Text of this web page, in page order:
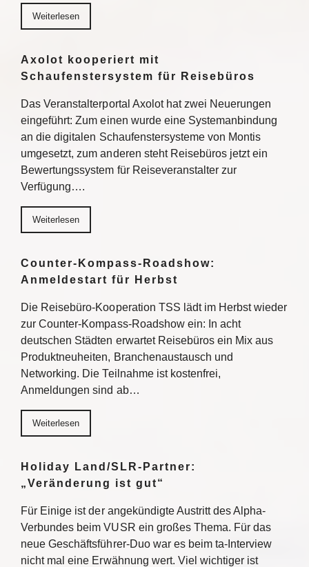
Weiterlesen
Axolot kooperiert mit
Schaufenstersystem für Reisebüros
Das Veranstalterportal Axolot hat zwei Neuerungen
eingeführt: Zum einen wurde eine Systemanbindung
an die digitalen Schaufenstersysteme von Montis
umgesetzt, zum anderen steht Reisebüros jetzt ein
Bewertungssystem für Reiseveranstalter zur
Verfügung….
Weiterlesen
Counter-Kompass-Roadshow:
Anmeldestart für Herbst
Die Reisebüro-Kooperation TSS lädt im Herbst wieder
zur Counter-Kompass-Roadshow ein: In acht
deutschen Städten erwartet Reisebüros ein Mix aus
Produktneuheiten, Branchenaustausch und
Networking. Die Teilnahme ist kostenfrei,
Anmeldungen sind ab…
Weiterlesen
Holiday Land/SLR-Partner:
„Veränderung ist gut“
Für Einige ist der angekündigte Austritt des Alpha-
Verbundes beim VUSR ein großes Thema. Für das
neue Geschäftsführer-Duo war es beim ta-Interview
nicht mal eine Erwähnung wert. Viel wichtiger ist